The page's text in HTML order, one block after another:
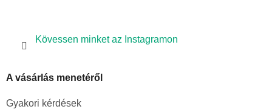
Kövessen minket az Instagramon
A vásárlás menetéről
Gyakori kérdések